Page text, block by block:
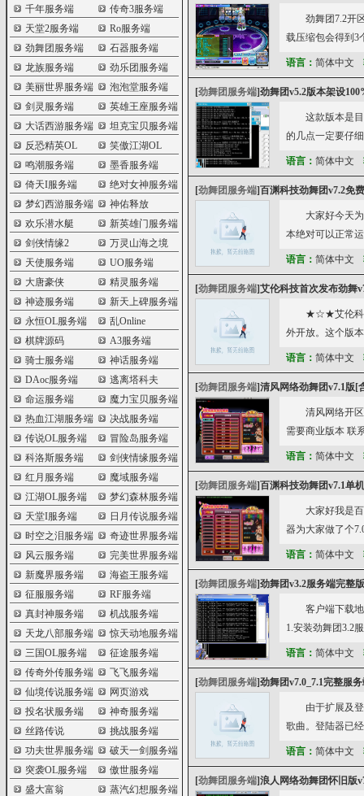
千年服务端
传奇3服务端
天堂2服务端
Ro服务端
劲舞团服务端
石器服务端
龙族服务端
劲乐团服务端
美丽世界服务端
泡泡堂服务端
剑灵服务端
英雄王座服务端
大话西游服务端
坦克宝贝服务端
反恐精英OL
笑傲江湖OL
鸣潮服务端
墨香服务端
倚天I服务端
绝对女神服务端
梦幻西游服务端
神佑释放
欢乐潜水艇
新英雄门服务端
剑侠情缘2
万灵山海之境
天使服务端
UO服务端
大唐豪侠
精灵服务端
神迹服务端
新天上碑服务端
永恒OL服务端
乱Online
棋牌源码
A3服务端
骑士服务端
神话服务端
DAoc服务端
逃离塔科夫
命运服务端
魔力宝贝服务端
热血江湖服务端
决战服务端
传说OL服务端
冒险岛服务端
科洛斯服务端
剑侠情缘服务端
红月服务端
魔域服务端
江湖OL服务端
梦幻森林服务端
天堂I服务端
日月传说服务端
时空之泪服务端
奇迹世界服务端
风云服务端
完美世界服务端
新魔界服务端
海盗王服务端
征服服务端
RF服务端
真封神服务端
机战服务端
天龙八部服务端
惊天动地服务端
三国OL服务端
征途服务端
传奇外传服务端
飞飞服务端
仙境传说服务端
网页游戏
投名状服务端
神奇服务端
丝路传说
挑战服务端
功夫世界服务端
破天一剑服务端
突袭OL服务端
傲世服务端
盛大富翁
蒸汽幻想服务端
劲舞团7.2开
载压缩包会得到3
语言： 简体中文
[劲舞团服务端]劲舞团v5.2版本架设
这款版本是
的几点一定要仔
语言： 简体中文
[劲舞团服务端]百渊科技劲舞团v7.2免
大家好今天
本绝对可以正常
语言： 简体中文
[劲舞团服务端]艾伦科技首次发布劲舞
★☆★艾伦科
外开放。这个版
语言： 简体中文
[劲舞团服务端]清风网络劲舞团v7.1版[
清风网络开
需要商业版本 联
语言： 简体中文
[劲舞团服务端]百渊科技劲舞团v7.1单
大家好我是
器为大家做了个
语言： 简体中文
[劲舞团服务端]劲舞团v3.2服务端完整
客户端下载
1.安装劲舞团3.2
语言： 简体中文
[劲舞团服务端]劲舞团v7.0_7.1完整服
由于扩展及
歌曲。登陆器已
语言： 简体中文
[劲舞团服务端]浪人网络劲舞团怀旧版